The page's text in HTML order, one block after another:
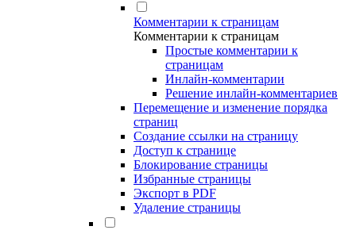
Комментарии к страницам
Комментарии к страницам
Простые комментарии к
страницам
Инлайн-комментарии
Решение инлайн-комментариев
Перемещение и изменение порядка
страниц
Создание ссылки на страницу
Доступ к странице
Блокирование страницы
Избранные страницы
Экспорт в PDF
Удаление страницы